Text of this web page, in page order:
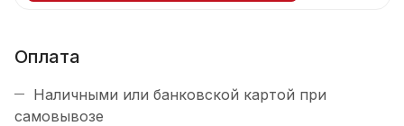
Оплата
Наличными или банковской картой при
самовывозе